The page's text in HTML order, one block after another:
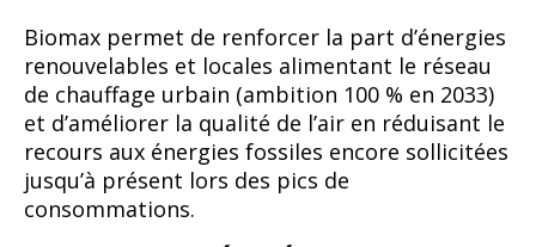
Biomax permet de renforcer la part d’énergies
renouvelables et locales alimentant le réseau
de chauffage urbain (ambition 100 % en 2033)
et d’améliorer la qualité de l’air en réduisant le
recours aux énergies fossiles encore sollicitées
jusqu’à présent lors des pics de
consommations.